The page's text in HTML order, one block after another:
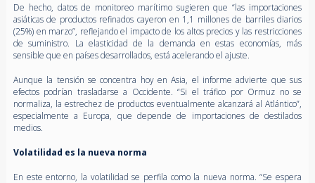
De hecho, datos de monitoreo marítimo sugieren que “las importaciones
asiáticas de productos refinados cayeron en 1,1 millones de barriles diarios
(25%) en marzo”, reflejando el impacto de los altos precios y las restricciones
de suministro. La elasticidad de la demanda en estas economías, más
sensible que en países desarrollados, está acelerando el ajuste.
Aunque la tensión se concentra hoy en Asia, el informe advierte que sus
efectos podrían trasladarse a Occidente. “Si el tráfico por Ormuz no se
normaliza, la estrechez de productos eventualmente alcanzará al Atlántico”,
especialmente a Europa, que depende de importaciones de destilados
medios.
Volatilidad es la nueva norma
En este entorno, la volatilidad se perfila como la nueva norma. “Se espera